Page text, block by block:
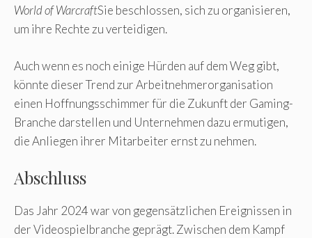
World of WarcraftSie beschlossen, sich zu organisieren,
um ihre Rechte zu verteidigen.
Auch wenn es noch einige Hürden auf dem Weg gibt,
könnte dieser Trend zur Arbeitnehmerorganisation
einen Hoffnungsschimmer für die Zukunft der Gaming-
Branche darstellen und Unternehmen dazu ermutigen,
die Anliegen ihrer Mitarbeiter ernst zu nehmen.
Abschluss
Das Jahr 2024 war von gegensätzlichen Ereignissen in
der Videospielbranche geprägt. Zwischen dem Kampf